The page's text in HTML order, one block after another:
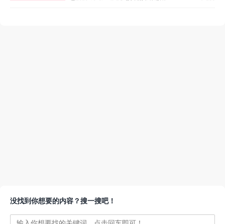
没找到你想要的内容？搜一搜吧！